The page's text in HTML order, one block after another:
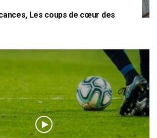
Les coups de cœur des